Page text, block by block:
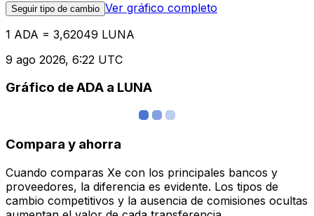
Seguir tipo de cambio Ver gráfico completo
1 ADA = 3,62049 LUNA
9 ago 2026, 6:22 UTC
Gráfico de ADA a LUNA
Compara y ahorra
Cuando comparas Xe con los principales bancos y
proveedores, la diferencia es evidente. Los tipos de
cambio competitivos y la ausencia de comisiones ocultas